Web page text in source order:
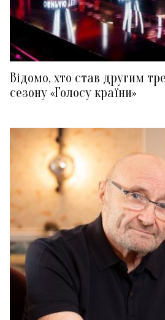
Відомо, хто став другим
сезону «Голосу країни»